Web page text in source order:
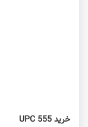
خرید UPC 555